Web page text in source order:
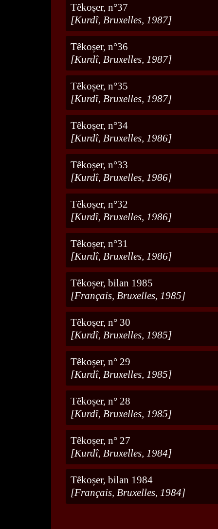
Têkoșer, n°37
[Kurdî, Bruxelles, 1987]
Têkoșer, n°36
[Kurdî, Bruxelles, 1987]
Têkoșer, n°35
[Kurdî, Bruxelles, 1987]
Têkoșer, n°34
[Kurdî, Bruxelles, 1986]
Têkoșer, n°33
[Kurdî, Bruxelles, 1986]
Têkoșer, n°32
[Kurdî, Bruxelles, 1986]
Têkoșer, n°31
[Kurdî, Bruxelles, 1986]
Têkoșer, bilan 1985
[Français, Bruxelles, 1985]
Têkoșer, n° 30
[Kurdî, Bruxelles, 1985]
Têkoșer, n° 29
[Kurdî, Bruxelles, 1985]
Têkoșer, n° 28
[Kurdî, Bruxelles, 1985]
Têkoșer, n° 27
[Kurdî, Bruxelles, 1984]
Têkoșer, bilan 1984
[Français, Bruxelles, 1984]